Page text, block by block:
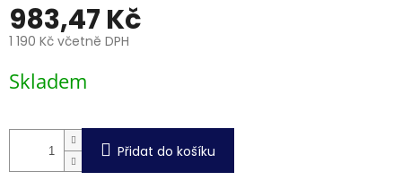
983,47 Kč
1 190 Kč včetně DPH
cena:
Skladem
Přidat do košíku